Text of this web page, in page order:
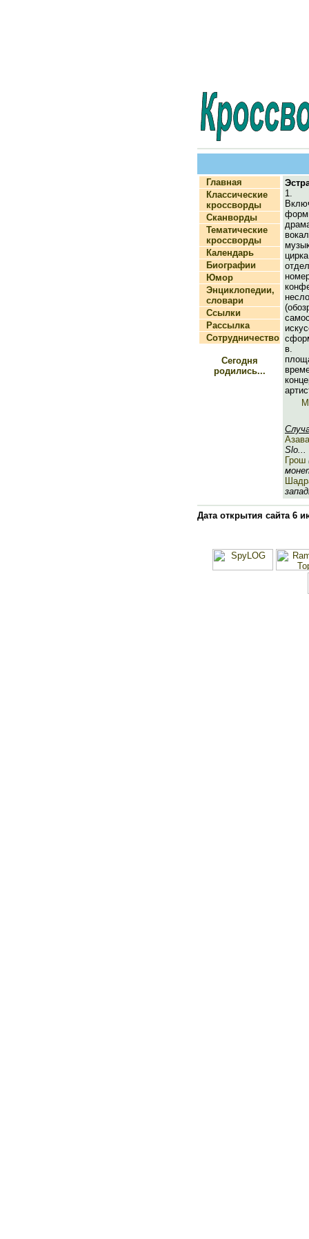
Главная
Классические
кроссворды
Сканворды
Тематические
кроссворды
Календарь
Биографии
Юмор
Энциклопедии,
словари
Ссылки
Рассылка
Сотрудничество
Сегодня
родились...
1.
в.
Slo...
Грош
Дата открытия сайта 6